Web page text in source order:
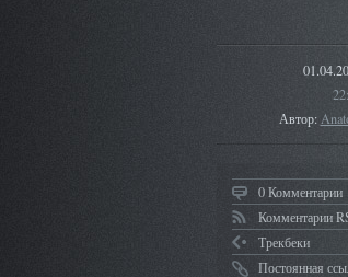
Автор:
0 Комментарии
Комментарии
Трекбеки
Постоянная